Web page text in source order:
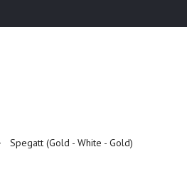
Spegatt (Gold - White - Gold)